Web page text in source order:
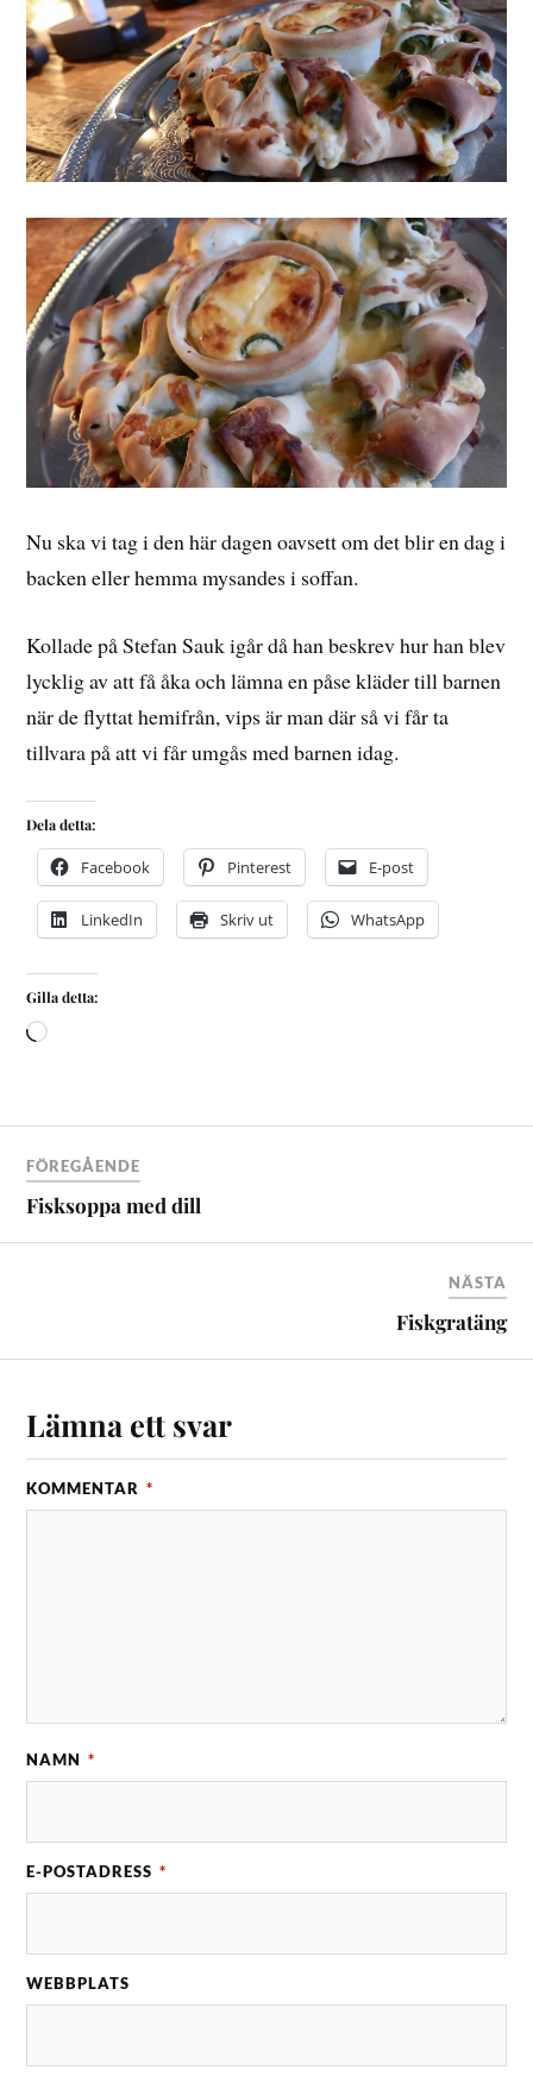
Nu ska vi tag i den här dagen oavsett om det blir en dag i
backen eller hemma mysandes i soffan.
Kollade på Stefan Sauk igår då han beskrev hur han blev
lycklig av att få åka och lämna en påse kläder till barnen
när de flyttat hemifrån, vips är man där så vi får ta
tillvara på att vi får umgås med barnen idag.
Dela detta:
Facebook Pinterest E-post
LinkedIn Skriv ut WhatsApp
Gilla detta:
FÖREGÅENDE
Fisksoppa med dill
NÄSTA
Fiskgratäng
Lämna ett svar
KOMMENTAR *
NAMN *
E-POSTADRESS *
WEBBPLATS